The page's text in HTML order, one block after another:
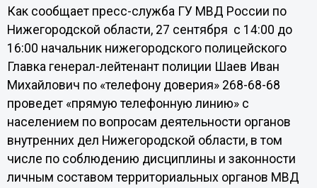
Как сообщает пресс-служба ГУ МВД России по
Нижегородской области, 27 сентября с 14:00 до
16:00 начальник нижегородского полицейского
Главка генерал-лейтенант полиции Шаев Иван
Михайлович по «телефону доверия» 268-68-68
проведет «прямую телефонную линию» с
населением по вопросам деятельности органов
внутренних дел Нижегородской области, в том
числе по соблюдению дисциплины и законности
личным составом территориальных органов МВД